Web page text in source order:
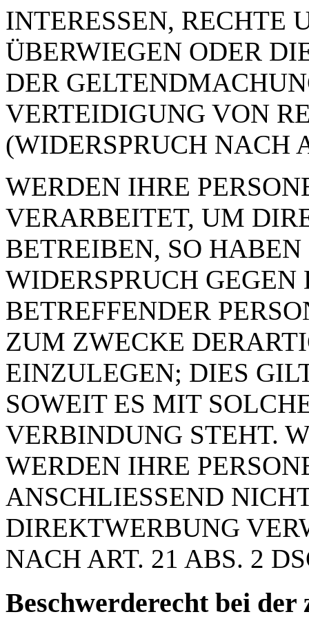
INTERESSEN, RECHTE
ÜBERWIEGEN ODER
DER
VERTEIDIGUNG VON
(WIDERSPRUCH NACH
WERDEN IHRE
VERARBEITET, UM
BETREIBEN, SO
WIDERSPRUCH
BETREFFENDER
ZUM ZWECKE
EINZULEGEN; DIES
SOWEIT ES MIT
VERBINDUNG STEHT.
WERDEN IHRE
ANSCHLIESSEND
DIREKTWERBUNG
NACH ART. 21 ABS. 2
Beschwerde­recht bei